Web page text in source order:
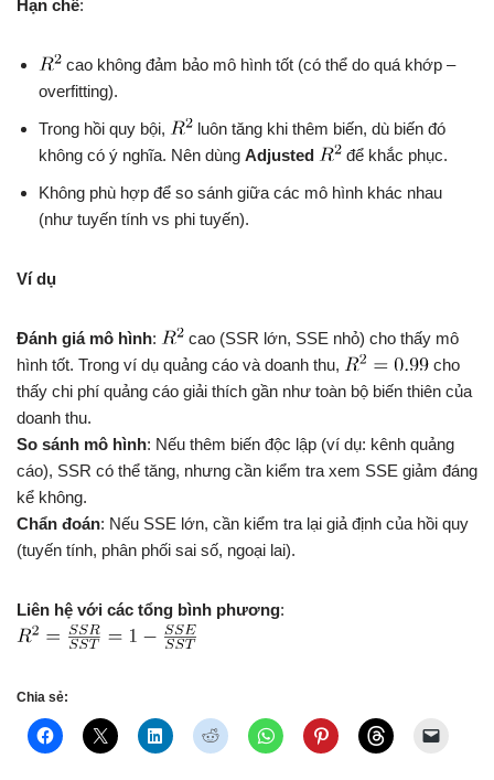
Hạn chế:
cao không đảm bảo mô hình tốt (có thể do quá khớp –
overfitting).
Trong hồi quy bội,
luôn tăng khi thêm biến, dù biến đó
không có ý nghĩa. Nên dùng Adjusted
để khắc phục.
Không phù hợp để so sánh giữa các mô hình khác nhau
(như tuyến tính vs phi tuyến).
Ví dụ
Đánh giá mô hình:
cao (SSR lớn, SSE nhỏ) cho thấy mô
hình tốt. Trong ví dụ quảng cáo và doanh thu,
cho
thấy chi phí quảng cáo giải thích gần như toàn bộ biến thiên của
doanh thu.
So sánh mô hình: Nếu thêm biến độc lập (ví dụ: kênh quảng
cáo), SSR có thể tăng, nhưng cần kiểm tra xem SSE giảm đáng
kể không.
Chẩn đoán: Nếu SSE lớn, cần kiểm tra lại giả định của hồi quy
(tuyến tính, phân phối sai số, ngoại lai).
Liên hệ với các tổng bình phương:
Chia sẻ: